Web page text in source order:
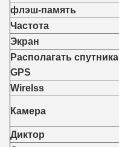
флэш-память
Частота
Экран
Располагать спутника
GPS
Wirelss
Камера
Диктор